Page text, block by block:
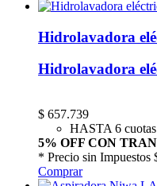
Hidrolavadora
Hidrolavadora
$ 657.739
HASTA 6
5% OFF CON
* Precio sin Impuestos
Comprar